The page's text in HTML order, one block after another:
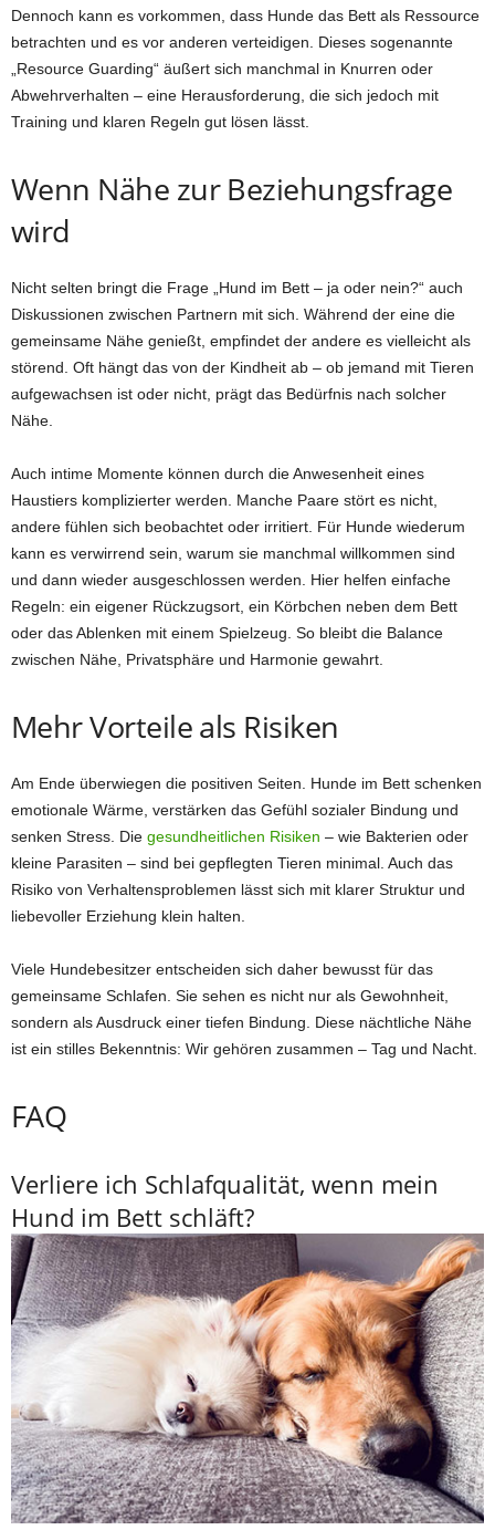
Dennoch kann es vorkommen, dass Hunde das Bett als Ressource
betrachten und es vor anderen verteidigen. Dieses sogenannte
„Resource Guarding“ äußert sich manchmal in Knurren oder
Abwehrverhalten – eine Herausforderung, die sich jedoch mit
Training und klaren Regeln gut lösen lässt.
Wenn Nähe zur Beziehungsfrage
wird
Nicht selten bringt die Frage „Hund im Bett – ja oder nein?“ auch
Diskussionen zwischen Partnern mit sich. Während der eine die
gemeinsame Nähe genießt, empfindet der andere es vielleicht als
störend. Oft hängt das von der Kindheit ab – ob jemand mit Tieren
aufgewachsen ist oder nicht, prägt das Bedürfnis nach solcher
Nähe.
Auch intime Momente können durch die Anwesenheit eines
Haustiers komplizierter werden. Manche Paare stört es nicht,
andere fühlen sich beobachtet oder irritiert. Für Hunde wiederum
kann es verwirrend sein, warum sie manchmal willkommen sind
und dann wieder ausgeschlossen werden. Hier helfen einfache
Regeln: ein eigener Rückzugsort, ein Körbchen neben dem Bett
oder das Ablenken mit einem Spielzeug. So bleibt die Balance
zwischen Nähe, Privatsphäre und Harmonie gewahrt.
Mehr Vorteile als Risiken
Am Ende überwiegen die positiven Seiten. Hunde im Bett schenken
emotionale Wärme, verstärken das Gefühl sozialer Bindung und
senken Stress. Die gesundheitlichen Risiken – wie Bakterien oder
kleine Parasiten – sind bei gepflegten Tieren minimal. Auch das
Risiko von Verhaltensproblemen lässt sich mit klarer Struktur und
liebevoller Erziehung klein halten.
Viele Hundebesitzer entscheiden sich daher bewusst für das
gemeinsame Schlafen. Sie sehen es nicht nur als Gewohnheit,
sondern als Ausdruck einer tiefen Bindung. Diese nächtliche Nähe
ist ein stilles Bekenntnis: Wir gehören zusammen – Tag und Nacht.
FAQ
Verliere ich Schlafqualität, wenn mein
Hund im Bett schläft?